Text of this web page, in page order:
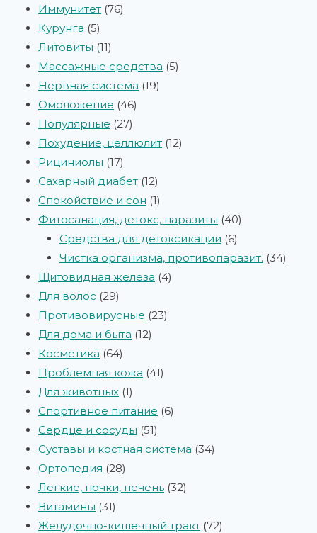
Иммунитет 76
Курунга 5
Литовиты 11
Массажные средства 5
Нервная система 19
Омоложение 46
Популярные 27
Похудение, целлюлит 12
Рициниолы 17
Сахарный диабет 12
Спокойствие и сон 1
Фитосанация, детокс, паразиты 40
Средства для детоксикации 6
Чистка организма, противопаразит. 34
Щитовидная железа 4
Для волос 29
Противовирусные 23
Для дома и быта 12
Косметика 64
Проблемная кожа 41
Для животных 1
Спортивное питание 6
Сердце и сосуды 51
Суставы и костная система 34
Ортопедия 28
Легкие, почки, печень 32
Витамины 31
Желудочно-кишечный тракт 72